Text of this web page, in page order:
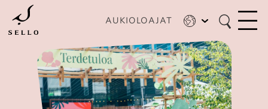
Hyppää
pääsisältöön
AUKIOLOAJAT